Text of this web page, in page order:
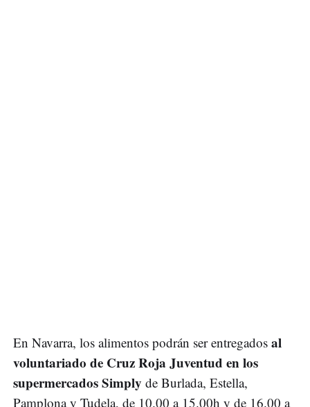
En Navarra, los alimentos podrán ser entregados al
voluntariado de Cruz Roja Juventud en los
supermercados Simply de Burlada, Estella,
Pamplona y Tudela, de 10.00 a 15.00h y de 16.00 a